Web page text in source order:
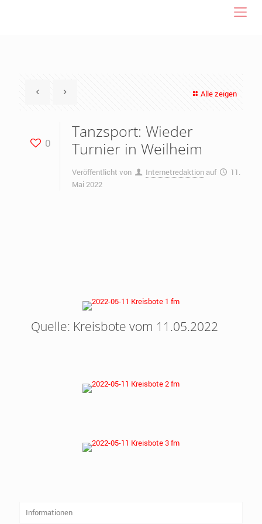
Alle zeigen
0
Tanzsport: Wieder
Turnier in Weilheim
Veröffentlicht von Internetredaktion auf
11.
Mai 2022
Quelle: Kreisbote vom 11.05.2022
Informationen